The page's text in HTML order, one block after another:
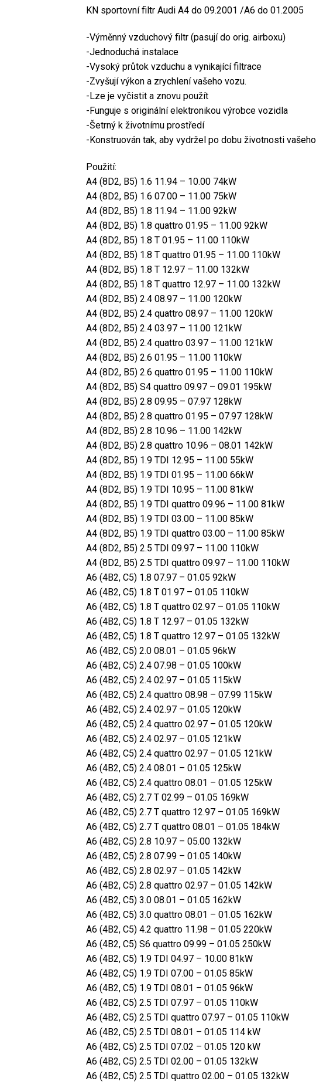
KN sportovní filtr Audi A4 do 09.2001 /A6 do 01.2005
-Výměnný vzduchový filtr (pasují do orig. airboxu)
-Jednoduchá instalace
-Vysoký průtok vzduchu a vynikající filtrace
-Zvyšují výkon a zrychlení vašeho vozu.
-Lze je vyčistit a znovu použít
-Funguje s originální elektronikou výrobce vozidla
-Šetrný k životnímu prostředí
-Konstruován tak, aby vydržel po dobu životnosti
Použití:
A4 (8D2, B5) 1.6 11.94 – 10.00 74kW
A4 (8D2, B5) 1.6 07.00 – 11.00 75kW
A4 (8D2, B5) 1.8 11.94 – 11.00 92kW
A4 (8D2, B5) 1.8 quattro 01.95 – 11.00 92kW
A4 (8D2, B5) 1.8 T 01.95 – 11.00 110kW
A4 (8D2, B5) 1.8 T quattro 01.95 – 11.00 110kW
A4 (8D2, B5) 1.8 T 12.97 – 11.00 132kW
A4 (8D2, B5) 1.8 T quattro 12.97 – 11.00 132kW
A4 (8D2, B5) 2.4 08.97 – 11.00 120kW
A4 (8D2, B5) 2.4 quattro 08.97 – 11.00 120kW
A4 (8D2, B5) 2.4 03.97 – 11.00 121kW
A4 (8D2, B5) 2.4 quattro 03.97 – 11.00 121kW
A4 (8D2, B5) 2.6 01.95 – 11.00 110kW
A4 (8D2, B5) 2.6 quattro 01.95 – 11.00 110kW
A4 (8D2, B5) S4 quattro 09.97 – 09.01 195kW
A4 (8D2, B5) 2.8 09.95 – 07.97 128kW
A4 (8D2, B5) 2.8 quattro 01.95 – 07.97 128kW
A4 (8D2, B5) 2.8 10.96 – 11.00 142kW
A4 (8D2, B5) 2.8 quattro 10.96 – 08.01 142kW
A4 (8D2, B5) 1.9 TDI 12.95 – 11.00 55kW
A4 (8D2, B5) 1.9 TDI 01.95 – 11.00 66kW
A4 (8D2, B5) 1.9 TDI 10.95 – 11.00 81kW
A4 (8D2, B5) 1.9 TDI quattro 09.96 – 11.00 81kW
A4 (8D2, B5) 1.9 TDI 03.00 – 11.00 85kW
A4 (8D2, B5) 1.9 TDI quattro 03.00 – 11.00 85kW
A4 (8D2, B5) 2.5 TDI 09.97 – 11.00 110kW
A4 (8D2, B5) 2.5 TDI quattro 09.97 – 11.00 110kW
A6 (4B2, C5) 1.8 07.97 – 01.05 92kW
A6 (4B2, C5) 1.8 T 01.97 – 01.05 110kW
A6 (4B2, C5) 1.8 T quattro 02.97 – 01.05 110kW
A6 (4B2, C5) 1.8 T 12.97 – 01.05 132kW
A6 (4B2, C5) 1.8 T quattro 12.97 – 01.05 132kW
A6 (4B2, C5) 2.0 08.01 – 01.05 96kW
A6 (4B2, C5) 2.4 07.98 – 01.05 100kW
A6 (4B2, C5) 2.4 02.97 – 01.05 115kW
A6 (4B2, C5) 2.4 quattro 08.98 – 07.99 115kW
A6 (4B2, C5) 2.4 02.97 – 01.05 120kW
A6 (4B2, C5) 2.4 quattro 02.97 – 01.05 120kW
A6 (4B2, C5) 2.4 02.97 – 01.05 121kW
A6 (4B2, C5) 2.4 quattro 02.97 – 01.05 121kW
A6 (4B2, C5) 2.4 08.01 – 01.05 125kW
A6 (4B2, C5) 2.4 quattro 08.01 – 01.05 125kW
A6 (4B2, C5) 2.7 T 02.99 – 01.05 169kW
A6 (4B2, C5) 2.7 T quattro 12.97 – 01.05 169kW
A6 (4B2, C5) 2.7 T quattro 08.01 – 01.05 184kW
A6 (4B2, C5) 2.8 10.97 – 05.00 132kW
A6 (4B2, C5) 2.8 07.99 – 01.05 140kW
A6 (4B2, C5) 2.8 02.97 – 01.05 142kW
A6 (4B2, C5) 2.8 quattro 02.97 – 01.05 142kW
A6 (4B2, C5) 3.0 08.01 – 01.05 162kW
A6 (4B2, C5) 3.0 quattro 08.01 – 01.05 162kW
A6 (4B2, C5) 4.2 quattro 11.98 – 01.05 220kW
A6 (4B2, C5) S6 quattro 09.99 – 01.05 250kW
A6 (4B2, C5) 1.9 TDI 04.97 – 10.00 81kW
A6 (4B2, C5) 1.9 TDI 07.00 – 01.05 85kW
A6 (4B2, C5) 1.9 TDI 08.01 – 01.05 96kW
A6 (4B2, C5) 2.5 TDI 07.97 – 01.05 110kW
A6 (4B2, C5) 2.5 TDI quattro 07.97 – 01.05 110kW
A6 (4B2, C5) 2.5 TDI 08.01 – 01.05 114 kW
A6 (4B2, C5) 2.5 TDI 07.02 – 01.05 120 kW
A6 (4B2, C5) 2.5 TDI 02.00 – 01.05 132kW
A6 (4B2, C5) 2.5 TDI quattro 02.00 – 01.05 132kW